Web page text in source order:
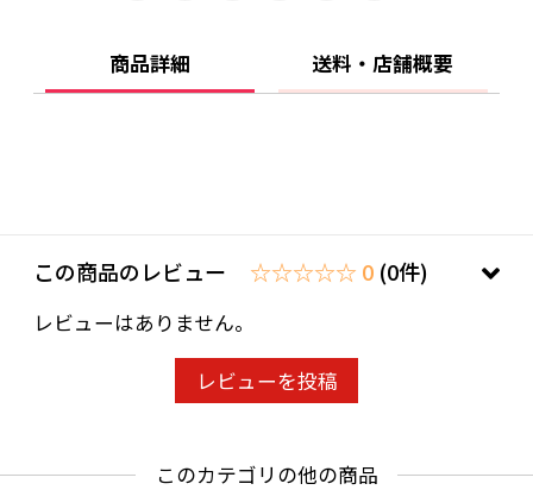
手作りのため、１日に限られた量しかお作りす
ることができません。
ます。
お客様にはご迷惑をおかけいたしますが、あら
商品詳細 送料・店舗概要
この商品のレビュー ☆☆☆☆☆ 0 (0件)
レビューはありません。
レビューを投稿
このカテゴリの他の商品